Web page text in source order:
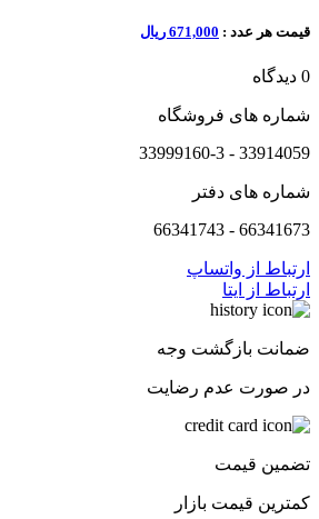
قیمت هر عدد : 671,000 ریال
0 دیدگاه
شماره های فروشگاه
33914059 - 33999160-3
شماره های دفتر
66341673 - 66341743
ارتباط از واتساپ
ارتباط از ایتا
ضمانت بازگشت وجه
در صورت عدم رضایت
تضمین قیمت
کمترین قیمت بازار